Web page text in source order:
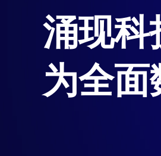
涌现科
为全